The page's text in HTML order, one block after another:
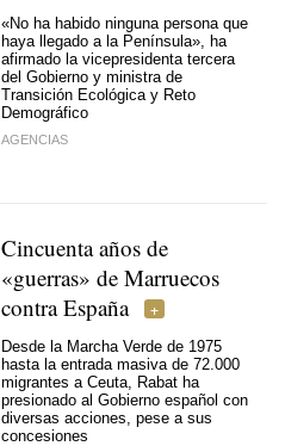
«No ha habido ninguna persona que
haya llegado a la Península», ha
afirmado la vicepresidenta tercera
del Gobierno y ministra de
Transición Ecológica y Reto
Demográfico
AGENCIAS
Cincuenta años de
«guerras» de Marruecos
contra España
Desde la Marcha Verde de 1975
hasta la entrada masiva de 72.000
migrantes a Ceuta, Rabat ha
presionado al Gobierno español con
diversas acciones, pese a sus
concesiones